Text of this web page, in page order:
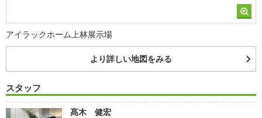
アイラックホーム上林展示場
より詳しい地図をみる
スタッフ
髙木 健宏